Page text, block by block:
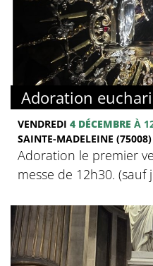
Adoration
VENDREDI 4 DÉCEMBRE À
SAINTE-MADELEINE (75008)
Adoration le premier
messe de 12h30.